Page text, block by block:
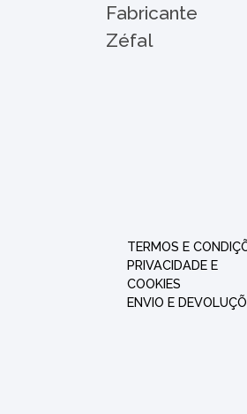
Fabricante
Zéfal
TERMOS E
PRIVACIDADE E
COOKIES
ENVIO E